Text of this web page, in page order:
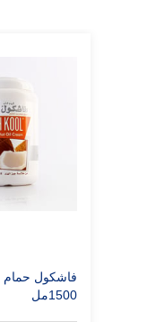
فاشكول حمام
1500مل